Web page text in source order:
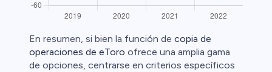
En resumen, si bien la función de copia de
operaciones de eToro ofrece una amplia gama
de opciones, centrarse en criterios específicos